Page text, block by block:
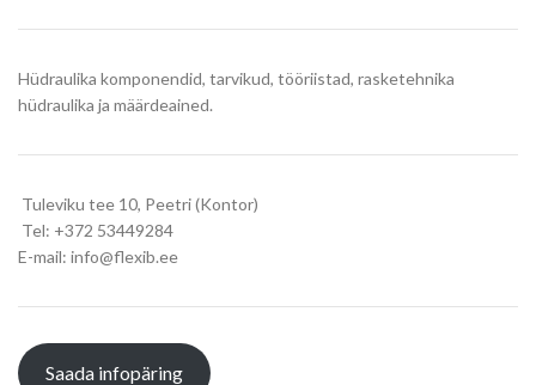
Hüdraulika komponendid, tarvikud, tööriistad, rasketehnika
hüdraulika ja määrdeained.
Tuleviku tee 10, Peetri (Kontor)
Tel: +372 53449284
E-mail: info@flexib.ee
Saada infopäring